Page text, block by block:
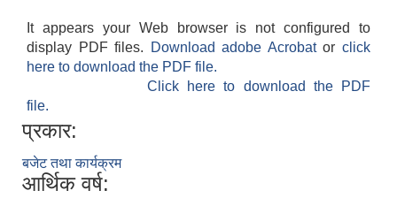
It appears your Web browser is not configured to
display PDF files.
Download adobe Acrobatorclick
here to download the PDF file.
Click here to download the PDF
file.
प्रकार:
बजेट तथा कार्यक्रम
आर्थिक वर्ष: